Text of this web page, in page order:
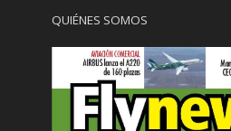
QUIÉNES SOMOS